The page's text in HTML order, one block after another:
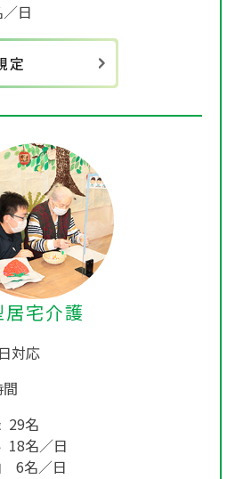
日
定
宅介護
対応
29名
18名／日
6名／日